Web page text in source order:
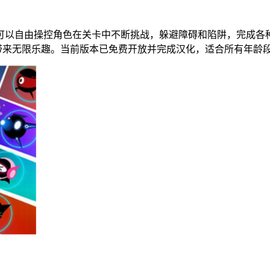
自由操控角色在关卡中不断挑战，躲避障碍和陷阱，完成
无限乐趣。当前版本已免费开放并完成汉化，适合所有年龄